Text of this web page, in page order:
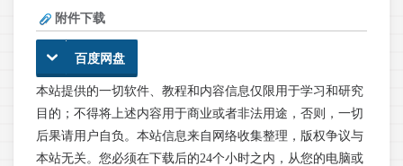
附件下载
百度网盘
本站提供的一切软件、教程和内容信息仅限用于学习和研究
目的；不得将上述内容用于商业或者非法用途，否则，一切
后果请用户自负。本站信息来自网络收集整理，版权争议与
本站无关。您必须在下载后的24个小时之内，从您的电脑或